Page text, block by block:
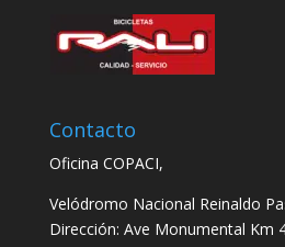
Contacto
Oficina COPACI,
Velódromo Nacional Reinaldo
Dirección: Ave Monumental Km